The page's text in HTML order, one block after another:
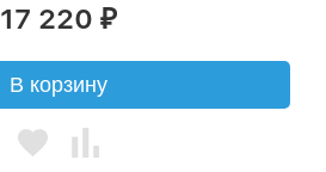
17 220 ₽
В корзину